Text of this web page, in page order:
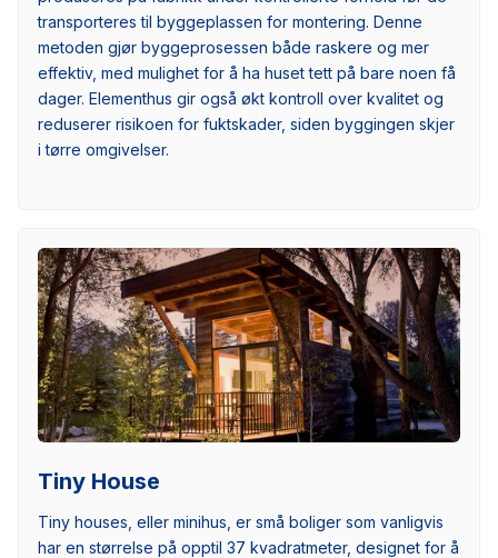
transporteres til byggeplassen for montering. Denne
metoden gjør byggeprosessen både raskere og mer
effektiv, med mulighet for å ha huset tett på bare noen få
dager. Elementhus gir også økt kontroll over kvalitet og
reduserer risikoen for fuktskader, siden byggingen skjer
i tørre omgivelser.
Tiny House
Tiny houses, eller minihus, er små boliger som vanligvis
har en størrelse på opptil 37 kvadratmeter, designet for å